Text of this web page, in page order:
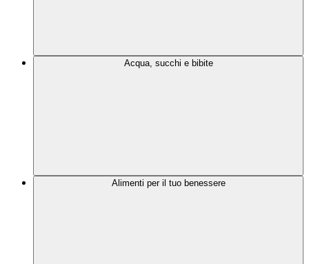
Acqua, succhi e bibite
Alimenti per il tuo benessere